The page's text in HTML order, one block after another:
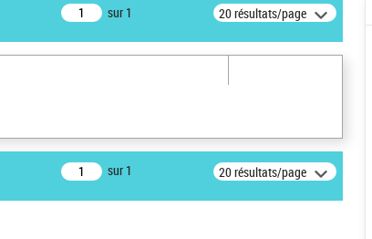
sur 1 20 résultats/page
sur 1 20 résultats/page